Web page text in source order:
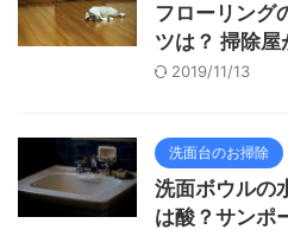
フローリング
ツは？ 掃除屋
2019/11/13
洗面台のお掃除
洗面ボウルの
は酸？サンポ